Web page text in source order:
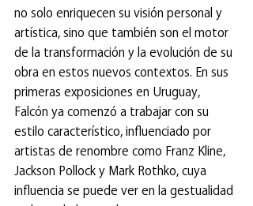
no solo enriquecen su visión personal y
artística, sino que también son el motor
de la transformación y la evolución de su
obra en estos nuevos contextos. En sus
primeras exposiciones en Uruguay,
Falcón ya comenzó a trabajar con su
estilo característico, influenciado por
artistas de renombre como Franz Kline,
Jackson Pollock y Mark Rothko, cuya
influencia se puede ver en la gestualidad